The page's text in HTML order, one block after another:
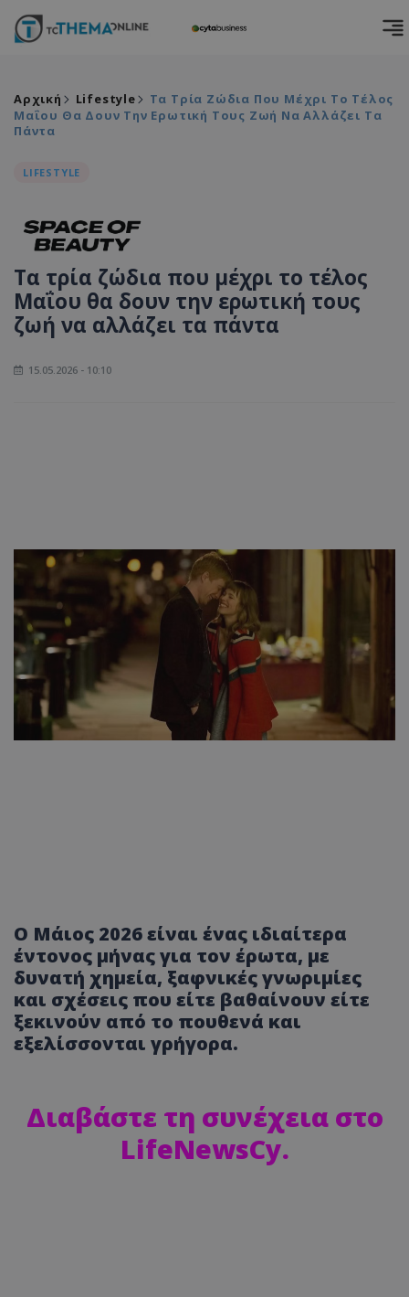
Αρχική Lifestyle
Τα Τρία Ζώδια Που Μέχρι Το Τέλος
Μαΐου Θα Δουν Την Ερωτική Τους Ζωή Να Αλλάζει Τα
Πάντα
LIFESTYLE
Τα τρία ζώδια που μέχρι το τέλος
Μαΐου θα δουν την ερωτική τους
ζωή να αλλάζει τα πάντα
15.05.2026 - 10:10
Ο Μάιος 2026 είναι ένας ιδιαίτερα
έντονος μήνας για τον έρωτα, με
δυνατή χημεία, ξαφνικές γνωριμίες
και σχέσεις που είτε βαθαίνουν είτε
ξεκινούν από το πουθενά και
εξελίσσονται γρήγορα.
Διαβάστε τη συνέχεια στο
LifeNewsCy.